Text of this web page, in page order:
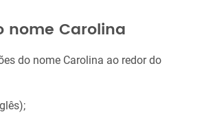
nome Carolina
do nome Carolina ao redor do